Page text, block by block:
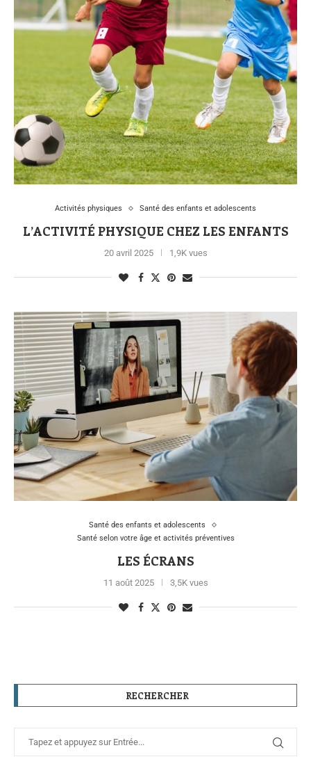
Activités physiques Santé des enfants et adolescents
L’ACTIVITÉ PHYSIQUE CHEZ LES ENFANTS
20 avril 2025 1,9K vues
Santé des enfants et adolescents
Santé selon votre âge et activités préventives
LES ÉCRANS
11 août 2025 3,5K vues
RECHERCHER